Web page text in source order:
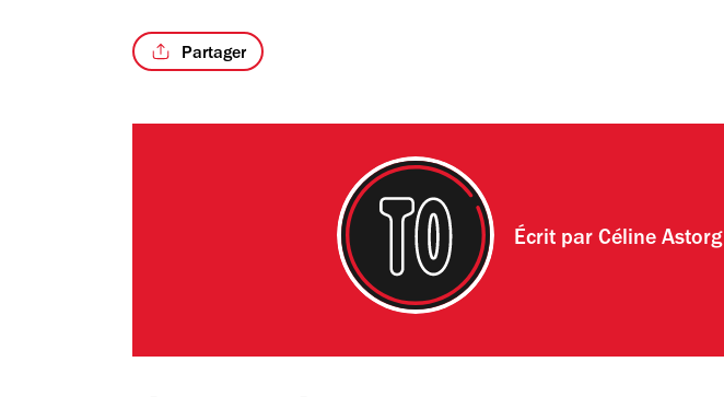
Partager
Écrit parCéline Astorg